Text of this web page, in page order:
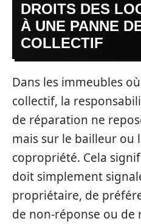
DROITS DES
À UNE PANNE
COLLECTIF
Dans les immeubles
collectif, la
de réparation ne
mais sur le bailleur ou
copropriété. Cela
doit simplement
propriétaire, de
de non-réponse ou de